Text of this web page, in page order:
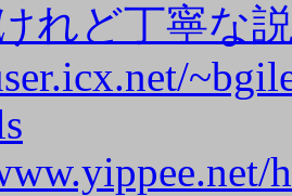
れど丁寧な